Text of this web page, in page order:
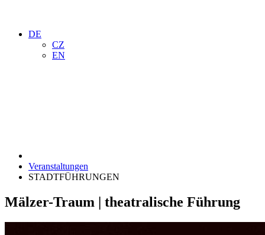
DE
CZ
EN
Veranstaltungen
STADTFÜHRUNGEN
Mälzer-Traum | theatralische Führung